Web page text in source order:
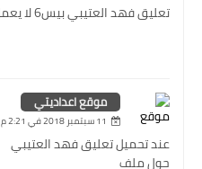
تعليق فهد العتيبي بيس6 لا يعمل
موقع اعداديتي
11 سبتمبر 2018 في 2:21 م
عند تحميل تعليق فهد العتيبي
حول ملف